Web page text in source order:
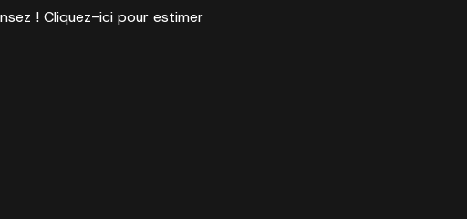
! Cliquez-ici pour estimer